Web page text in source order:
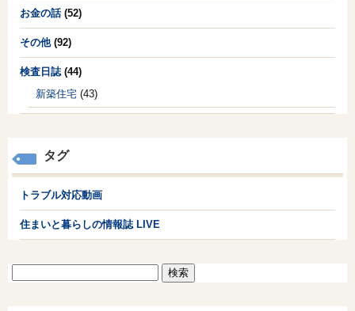
お金の話(52)
その他(92)
検査日誌(44)
新築住宅 (43)
タグ
トラブル対応動画
住まいと暮らしの情報誌 LIVE